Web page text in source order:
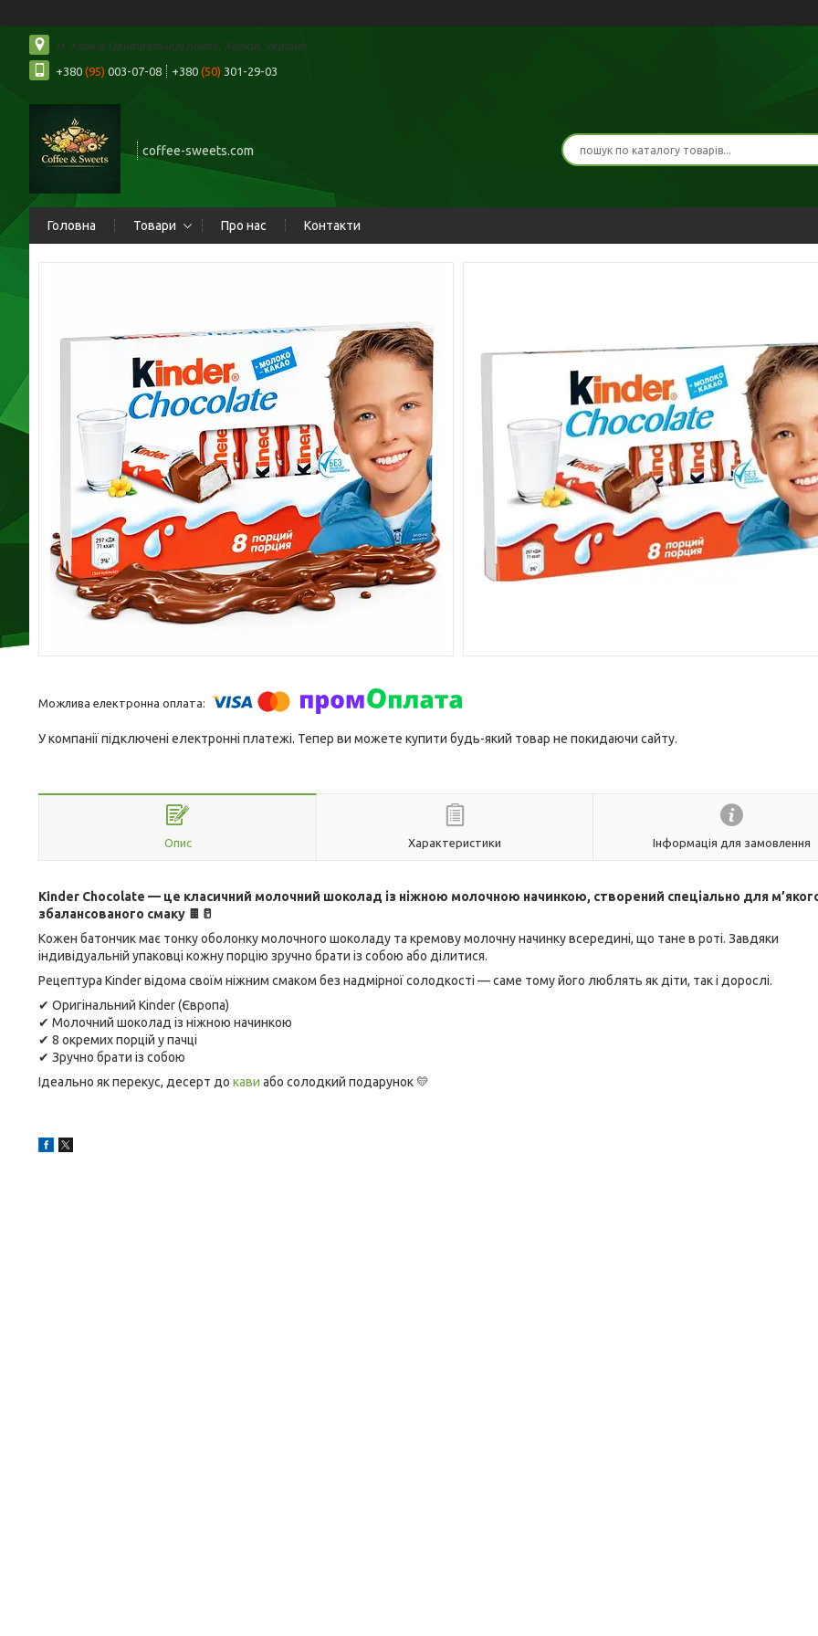
м. Харків Центральний ринок, Харків, Україна
+380 (95) 003-07-08 +380 (50) 301-29-03
coffee-sweets.com
Головна Товари Про нас Контакти
У компанії підключені електронні платежі. Тепер ви можете купити будь-який товар не покидаючи сайту.
Опис Характеристики Інформація для замовлення
Kinder Chocolate — це класичний молочний шоколад із ніжною молочною начинкою, створений спеціально для
збалансованого смаку 🍫🥛
Кожен батончик має тонку оболонку молочного шоколаду та кремову молочну начинку всередині, що тане в роті. Завдяки
індивідуальній упаковці кожну порцію зручно брати із собою або ділитися.
Рецептура Kinder відома своїм ніжним смаком без надмірної солодкості — саме тому його люблять як діти, так і дорослі.
✔ Оригінальний Kinder (Європа)
✔ Молочний шоколад із ніжною начинкою
✔ 8 окремих порцій у пачці
✔ Зручно брати із собою
Ідеально як перекус, десерт до кави або солодкий подарунок 💛